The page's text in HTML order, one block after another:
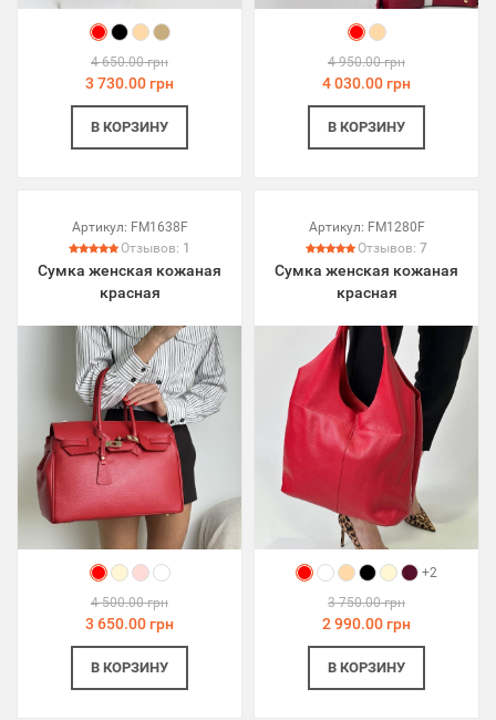
4 650.00 грн
3 730.00 грн
В КОРЗИНУ
4 950.00 грн
4 030.00 грн
В КОРЗИНУ
Артикул: FM1638F
Отзывов: 1
Сумка женская кожаная
красная
4 500.00 грн
3 650.00 грн
В КОРЗИНУ
Артикул: FM1280F
Отзывов: 7
Сумка женская кожаная
красная
+2
3 750.00 грн
2 990.00 грн
В КОРЗИНУ